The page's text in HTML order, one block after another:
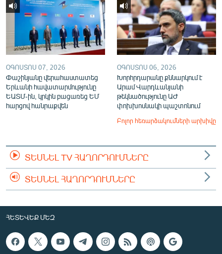
ՕԳՈՍՏՈՍ 07, 2026
Փաշինյանը վերահաստատեց
Երևանի հավատարմությունը
ԵԱՏՄ-ին, կրկին բացառեց ԵՄ
հարցով հանրաքվեն
ՕԳՈՍՏՈՍ 06, 2026
Խորհրդարանը քննարկում է
Արամ Վարդևանյանի
թեկնածությունը ԱԺ
փոխխոսնակի պաշտոնում
Բոլոր հեռարձակումների արխիվը
ՏԵՍՆԵԼ TV ՀԱՂՈՐԴՈՒՄՆԵՐԸ
ՏԵՍՆԵԼ ՀԱՂՈՐԴՈՒՄՆԵՐԸ
ՀԵՏԵՎԵՔ ՄԵԶ